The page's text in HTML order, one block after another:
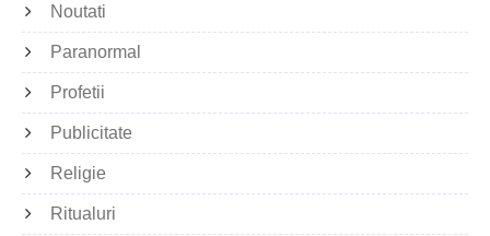
Noutati
Paranormal
Profetii
Publicitate
Religie
Ritualuri